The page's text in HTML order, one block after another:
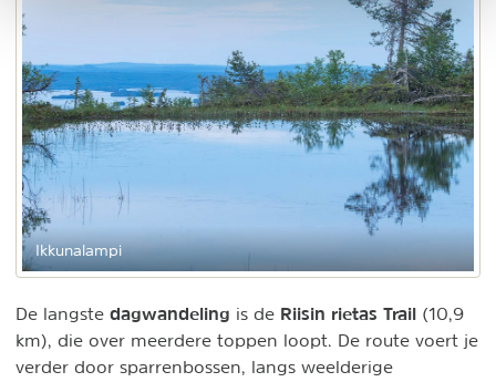
Ikkunalampi
De langste dagwandeling is de Riisin rietas Trail (10,9
km), die over meerdere toppen loopt. De route voert je
verder door sparrenbossen, langs weelderige